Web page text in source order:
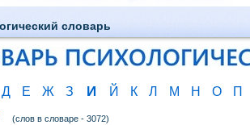
словарь
Д Е Ж З И Й К Л М Н О
П
(слов в словаре - 3072)